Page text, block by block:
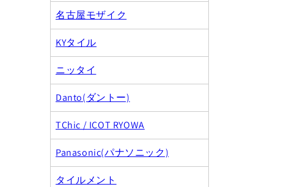
名古屋モザイク
KYタイル
ニッタイ
Danto(ダントー)
TChic / ICOT RYOWA
Panasonic(パナソニック)
タイルメント